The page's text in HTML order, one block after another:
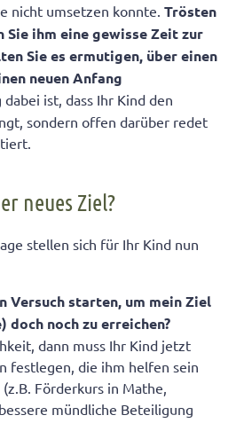
nicht umsetzen konnte. Trösten
Sie ihm eine gewisse Zeit zur
Sie es ermutigen, über einen
neuen Anfang
ist, dass Ihr Kind den
sondern offen darüber redet
neues Ziel?
stellen sich für Ihr Kind nun
Versuch starten, um mein Ziel
doch noch zu erreichen?
dann muss Ihr Kind jetzt
festlegen, die ihm helfen sein
Förderkurs in Mathe,
mündliche Beteiligung